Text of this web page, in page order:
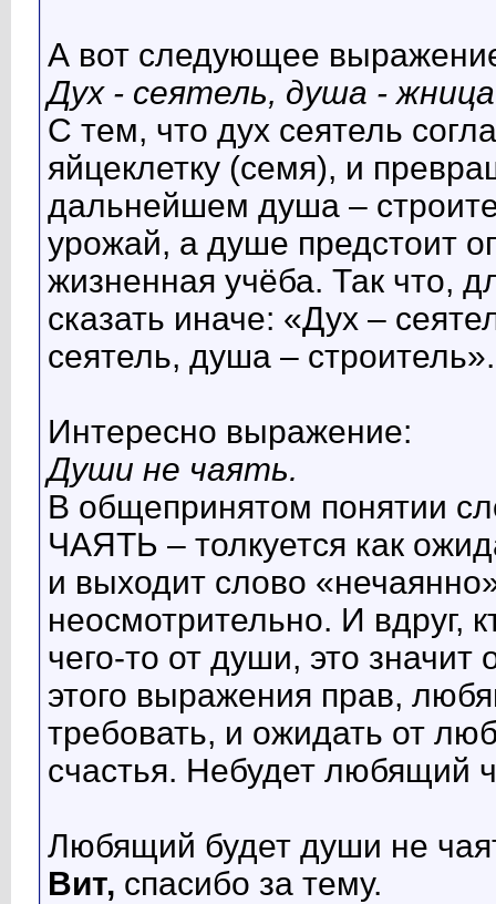
А вот следующее
Дух - сеятель, душа -
С тем, что дух сеятель
яйцеклетку (семя), и
дальнейшем душа –
урожай, а душе предстоит
жизненная учёба. Так что,
сказать иначе: «Дух –
сеятель, душа – строитель».
Интересно выражение:
Души не чаять.
В общепринятом понятии
ЧАЯТЬ – толкуется как
и выходит слово
неосмотрительно. И вдруг,
чего-то от души, это
этого выражения прав,
требовать, и ожидать от
счастья. Небудет любящий
Любящий будет души не
Вит, спасибо за тему.